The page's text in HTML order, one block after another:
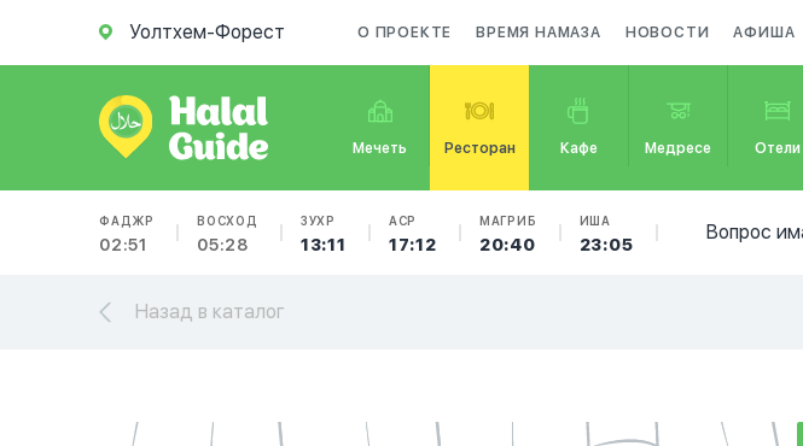
Уолтхем-Форест О ПРОЕКТЕ ВРЕМЯ НАМАЗА НОВОСТИ АФИША
Мечеть Ресторан Кафе Медресе Отели
ФАДЖР
02:51
ВОСХОД
05:28
ЗУХР
13:11
АСР
17:12
МАГРИБ
20:40
ИША
23:05
Вопрос
Назад в каталог